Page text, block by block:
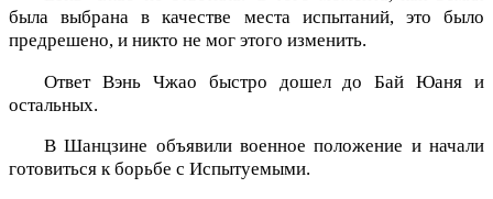
была выбрана в качестве места испытаний, это было
предрешено, и никто не мог этого изменить.
Ответ Вэнь Чжао быстро дошел до Бай Юаня и
остальных.
В Шанцзине объявили военное положение и начали
готовиться к борьбе с Испытуемыми.